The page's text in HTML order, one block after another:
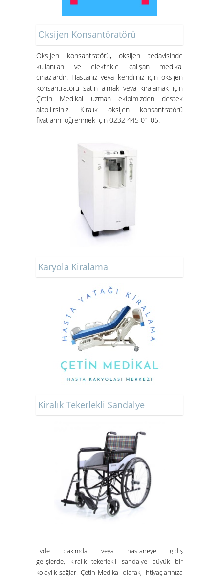
Oksijen Konsantöratörü
Oksijen konsantratörü, oksijen tedavisinde
kullanılan ve elektrikle çalışan medikal
cihazlardır. Hastanız veya kendiiniz için oksijen
konsantratörü satın almak veya kiralamak için
Çetin Medikal uzman ekibimizden destek
alabilirsiniz. Kiralık oksijen konsantratörü
fiyatlarını öğrenmek için 0232 445 01 05.
Karyola Kiralama
Kiralık Tekerlekli Sandalye
Evde bakımda veya hastaneye gidiş
gelişlerde, kiralık tekerlekli sandalyebüyük bir
kolaylık sağlar. Çetin Medikal olarak, ihtiyaçlarınıza